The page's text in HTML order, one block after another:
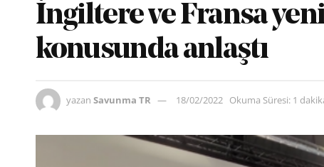
İngiltere ve Fransa
konusunda anlaştı
yazan Savunma TR 18/02/2022 Okuma Süresi: 1